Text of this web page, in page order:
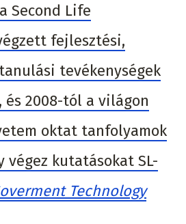
Second Life
fejlesztési,
tevékenységek
2008-tól a világon
oktat tanfolyamok
végez kutatásokat SL-
Technology